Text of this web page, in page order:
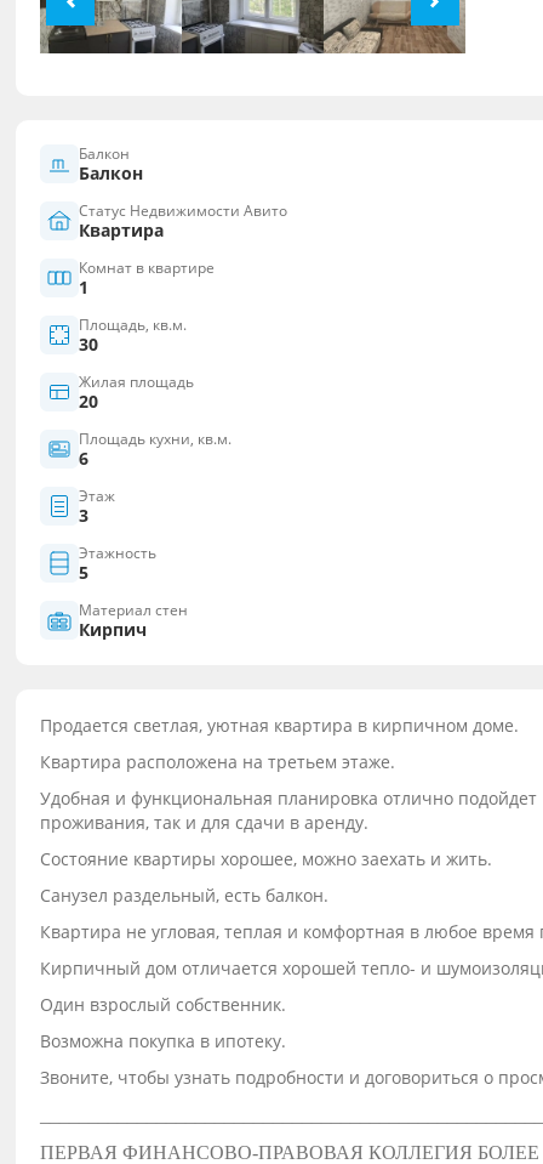
Балкон
Балкон
Статус Недвижимости Авито
Квартира
Комнат в квартире
1
Площадь, кв.м.
30
Жилая площадь
20
Площадь кухни, кв.м.
6
Этаж
3
Этажность
5
Материал стен
Кирпич
Продается светлая, уютная квартира в кирпичном доме.
Квартира расположена на третьем этаже.
Удобная и функциональная планировка отлично подойдет
проживания, так и для сдачи в аренду.
Состояние квартиры хорошее, можно заехать и жить.
Санузел раздельный, есть балкон.
Квартира не угловая, теплая и комфортная в любое время
Кирпичный дом отличается хорошей тепло- и
Один взрослый собственник.
Возможна покупка в ипотеку.
Звоните, чтобы узнать подробности и договориться о
ПЕРВАЯ ФИНАНСОВО-ПРАВОВАЯ КОЛЛЕГИЯ БОЛЕЕ